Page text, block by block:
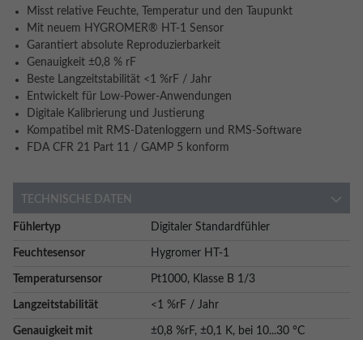
Misst relative Feuchte, Temperatur und den Taupunkt
Mit neuem HYGROMER® HT-1 Sensor
Garantiert absolute Reproduzierbarkeit
Genauigkeit ±0,8 % rF
Beste Langzeitstabilität <1 %rF / Jahr
Entwickelt für Low-Power-Anwendungen
Digitale Kalibrierung und Justierung
Kompatibel mit RMS-Datenloggern und RMS-Software
FDA CFR 21 Part 11 / GAMP 5 konform
TECHNISCHE DATEN
Weitere
Fühlertyp Digitaler Standardfühler
Feuchtesensor Hygromer HT-1
Temperatursensor Pt1000, Klasse B 1/3
Langzeitstabilität <1 %rF / Jahr
Genauigkeit mit
±0,8 %rF, ±0,1 K, bei 10...30 °C